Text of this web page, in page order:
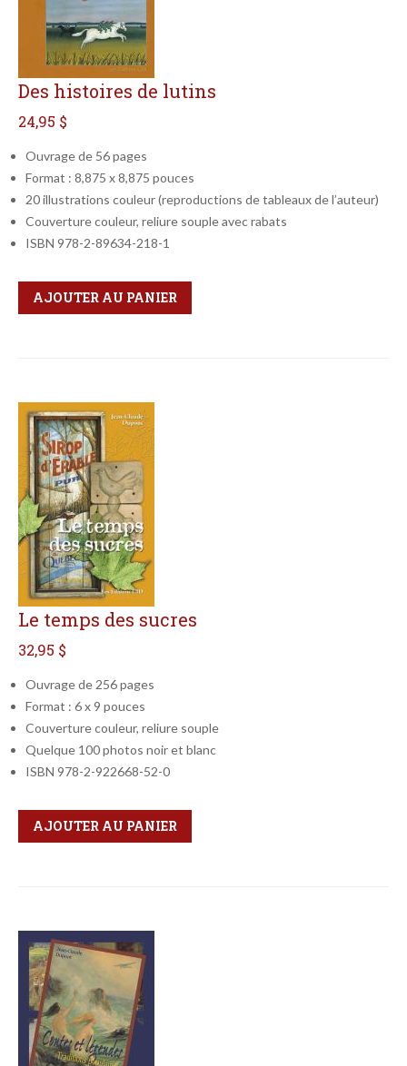
Des histoires de lutins
24,95 $
Ouvrage de 56 pages
Format : 8,875 x 8,875 pouces
20 illustrations couleur (reproductions de tableaux de l’auteur)
Couverture couleur, reliure souple avec rabats
ISBN 978-2-89634-218-1
Qté
Format
AJOUTER AU PANIER
Le temps des sucres
32,95 $
Ouvrage de 256 pages
Format : 6 x 9 pouces
Couverture couleur, reliure souple
Quelque 100 photos noir et blanc
ISBN 978-2-922668-52-0
Qté
Format
AJOUTER AU PANIER